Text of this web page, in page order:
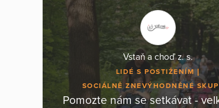
Vstaň a choď z. s.
LIDÉ S POSTIŽENÍM
SOCIÁLNĚ ZNEVÝHODNĚNÉ
Pomozte nám se setkávat -